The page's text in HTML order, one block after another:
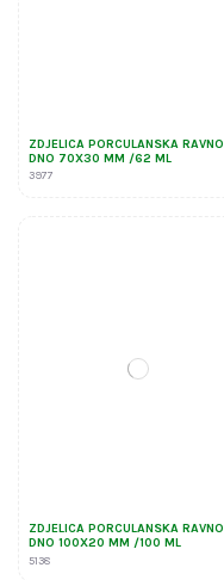
ZDJELICA PORCULANSKA RAVNO
DNO 70X30 MM /62 ML
3977
ZDJELICA PORCULANSKA RAVNO
DNO 100X20 MM /100 ML
5138